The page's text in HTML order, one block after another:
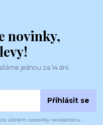
novinky,
jednou za 14 dní.
Přihlásit se
za účelem rozesílky newsletteru.